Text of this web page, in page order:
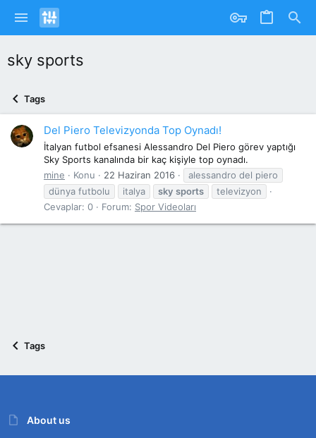
sky sports
Tags
Del Piero Televizyonda Top Oynadı!
İtalyan futbol efsanesi Alessandro Del Piero görev yaptığı
Sky Sports kanalında bir kaç kişiyle top oynadı.
mine
Konu 22 Haziran 2016
alessandro del piero
dünya futbolu
italya sky sports
televizyon
Cevaplar: 0
Forum: Spor Videoları
Tags
About us